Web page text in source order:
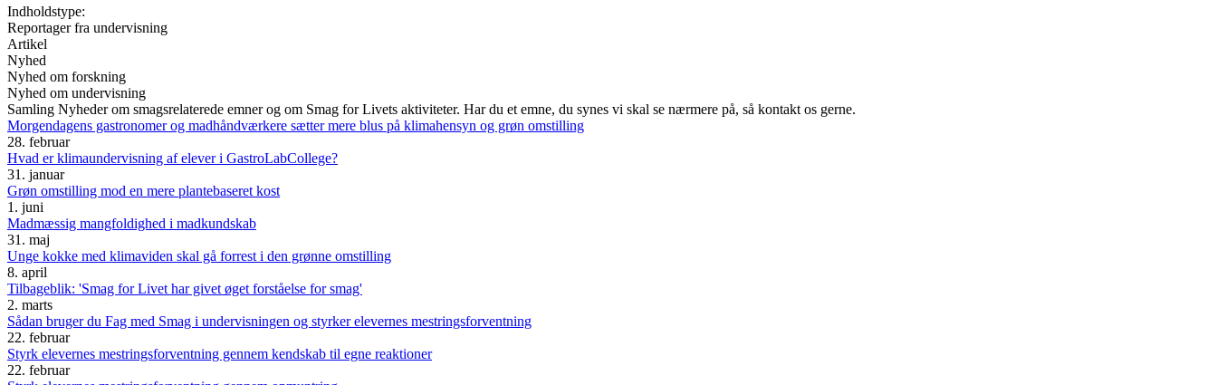
Indholdstype:
Reportager fra undervisning
Artikel
Nyhed
Nyhed om forskning
Nyhed om undervisning
Samling Nyheder om smagsrelaterede emner og om Smag for Livets aktiviteter. Har du et emne, du synes vi skal se nærmere på, så kontakt os gerne.
Morgendagens gastronomer og madhåndværkere sætter mere blus på klimahensyn og grøn omstilling
28. februar
Hvad er klimaundervisning af elever i GastroLabCollege?
31. januar
Grøn omstilling mod en mere plantebaseret kost
1. juni
Madmæssig mangfoldighed i madkundskab
31. maj
Unge kokke med klimaviden skal gå forrest i den grønne omstilling
8. april
Tilbageblik: 'Smag for Livet har givet øget forståelse for smag'
2. marts
Sådan bruger du Fag med Smag i undervisningen og styrker elevernes mestringsforventning
22. februar
Styrk elevernes mestringsforventning gennem kendskab til egne reaktioner
22. februar